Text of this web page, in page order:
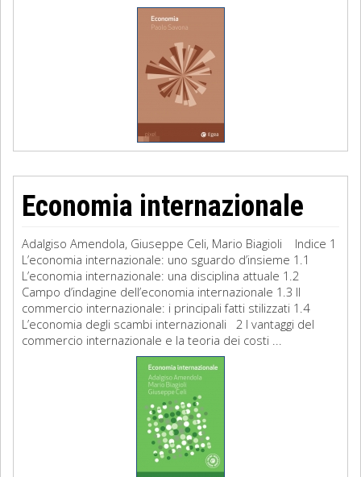
Economia internazionale
Adalgiso Amendola, Giuseppe Celi, Mario Biagioli Indice 1
L’economia internazionale: uno sguardo d’insieme 1.1
L’economia internazionale: una disciplina attuale 1.2
Campo d’indagine dell’economia internazionale 1.3 Il
commercio internazionale: i principali fatti stilizzati 1.4
L’economia degli scambi internazionali 2 I vantaggi del
commercio internazionale e la teoria dei costi ...